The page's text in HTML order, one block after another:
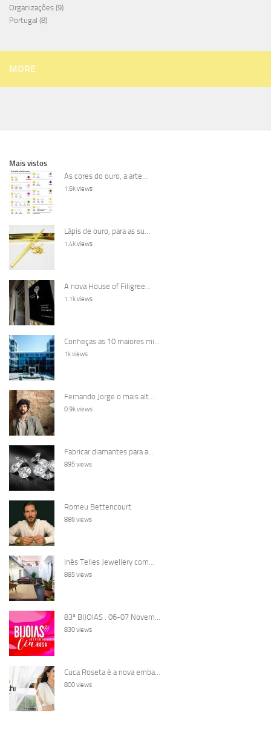
Organizações (9)
Portugal (8)
MORE
Mais vistos
As cores do ouro, a arte...
1.6k views
Lápis de ouro, para as su...
1.4k views
A nova House of Filigree...
1.1k views
Conheças as 10 maiores mi...
1k views
Fernando Jorge o mais alt...
0.9k views
Fabricar diamantes para a...
895 views
Romeu Bettencourt
886 views
Inês Telles Jewellery com...
885 views
83ª BIJOIAS : 06-07 Novem...
830 views
Cuca Roseta é a nova emba...
800 views